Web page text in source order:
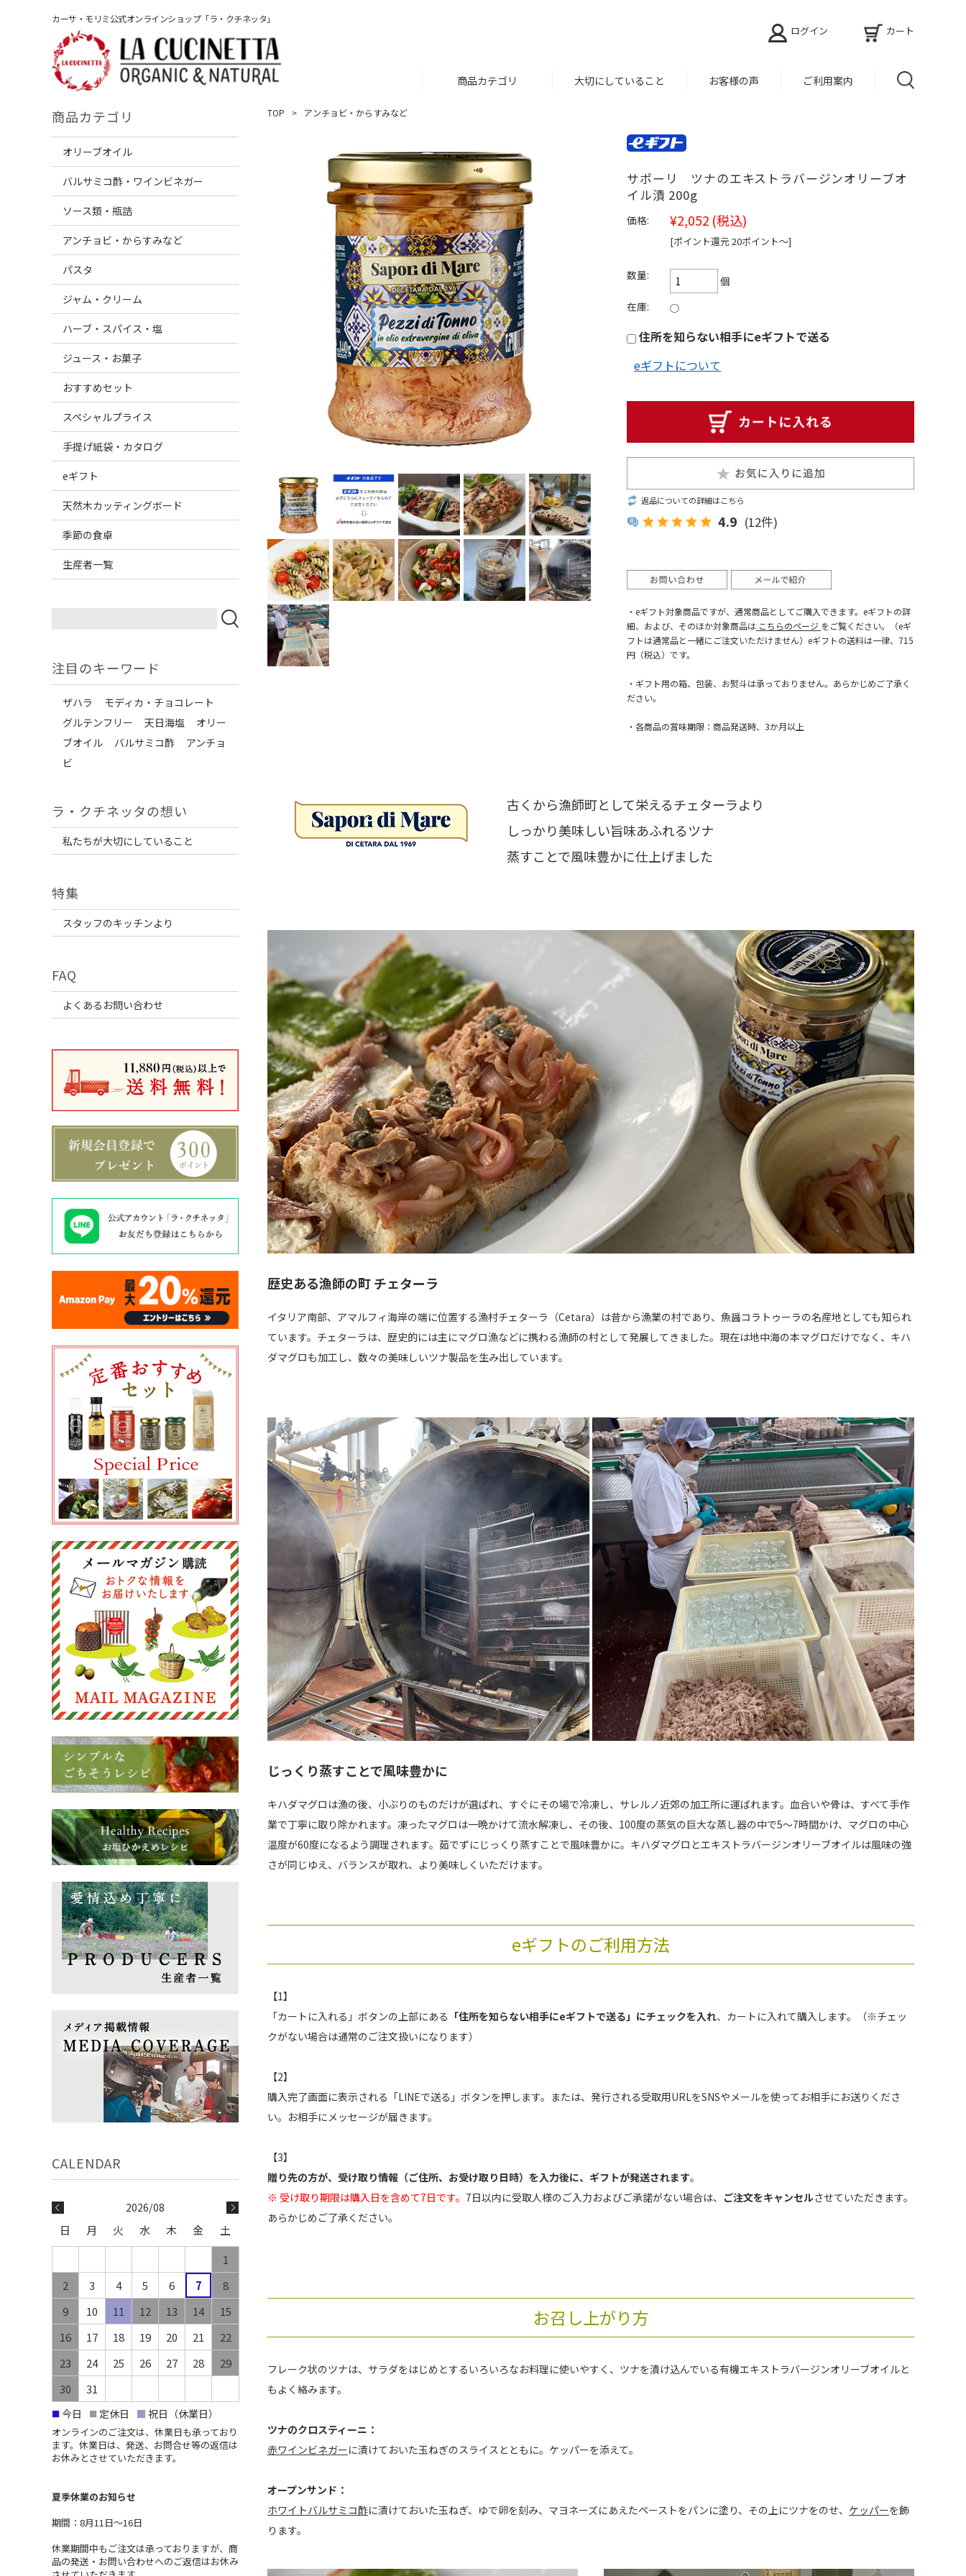
カーサ・モリミ公式オンラインショップ「ラ・クチネッタ」
ログイン カート
商品カテゴリ 大切にしていること お客様の声 ご利用案内
TOP アンチョビ・からすみなど
サポーリ ツナのエキストラバージンオリーブオ
イル漬 200g
価格: ¥2,052 (税込)
[ポイント還元 20ポイント〜]
数量:
個
在庫:
○
住所を知らない相手にeギフトで送る
eギフトについて
返品についての詳細はこちら
4.9 (12件)
・eギフト対象商品ですが、通常商品としてご購入できます。eギフトの詳
細、および、そのほか対象商品は こちらのページ をご覧ください。（eギ
フトは通常品と一緒にご注文いただけません）eギフトの送料は一律、715
円（税込）です。
・ギフト用の箱、包装、お熨斗は承っておりません。あらかじめご了承く
ださい。
・各商品の賞味期限：商品発送時、3か月以上
古くから漁師町として栄えるチェターラより
しっかり美味しい旨味あふれるツナ
蒸すことで風味豊かに仕上げました
歴史ある漁師の町 チェターラ
イタリア南部、アマルフィ海岸の端に位置する漁村チェターラ（Cetara）は昔から漁業の村であり、魚醤コラトゥーラの名産地としても知られ
ています。チェターラは、歴史的には主にマグロ漁などに携わる漁師の村として発展してきました。現在は地中海の本マグロだけでなく、キハ
ダマグロも加工し、数々の美味しいツナ製品を生み出しています。
じっくり蒸すことで風味豊かに
キハダマグロは漁の後、小ぶりのものだけが選ばれ、すぐにその場で冷凍し、サレルノ近郊の加工所に運ばれます。血合いや骨は、すべて手作
業で丁寧に取り除かれます。凍ったマグロは一晩かけて流水解凍し、その後、100度の蒸気の巨大な蒸し器の中で5〜7時間かけ、マグロの中心
温度が60度になるよう調理されます。茹でずにじっくり蒸すことで風味豊かに。キハダマグロとエキストラバージンオリーブオイルは風味の強
さが同じゆえ、バランスが取れ、より美味しくいただけます。
eギフトのご利用方法
【1】
「カートに入れる」ボタンの上部にある 「住所を知らない相手にeギフトで送る」にチェックを入れ、カートに入れて購入します。（※チェッ
クがない場合は通常のご注文扱いになります）
【2】
購入完了画面に表示される「LINEで送る」ボタンを押します。または、発行される受取用URLをSNSやメールを使ってお相手にお送りくださ
い。お相手にメッセージが届きます。
【3】
贈り先の方が、受け取り情報（ご住所、お受け取り日時）を入力後に、ギフトが発送されます。
※ 受け取り期限は購入日を含めて7日です。 7日以内に受取人様のご入力およびご承諾がない場合は、 ご注文をキャンセルさせていただきます。
あらかじめご了承ください。
お召し上がり方
フレーク状のツナは、サラダをはじめとするいろいろなお料理に使いやすく、ツナを漬け込んでいる有機エキストラバージンオリーブオイルと
もよく絡みます。
ツナのクロスティーニ：
赤ワインビネガーに漬けておいた玉ねぎのスライスとともに。ケッパーを添えて。
オープンサンド：
ホワイトバルサミコ酢に漬けておいた玉ねぎ、ゆで卵を刻み、マヨネーズにあえたペーストをパンに塗り、その上にツナをのせ、 ケッパーを飾
ります。
商品カテゴリ
オリーブオイル
バルサミコ酢・ワインビネガー
ソース類・瓶詰
アンチョビ・からすみなど
パスタ
ジャム・クリーム
ハーブ・スパイス・塩
ジュース・お菓子
おすすめセット
スペシャルプライス
手提げ紙袋・カタログ
eギフト
天然木カッティングボード
季節の食卓
生産者一覧
注目のキーワード
ザハラ
モディカ・チョコレート
グルテンフリー
天日海塩
オリー
ブオイル
バルサミコ酢
アンチョ
ビ
ラ・クチネッタの想い
私たちが大切にしていること
特集
スタッフのキッチンより
FAQ
よくあるお問い合わせ
2026/08
日 月 火 水 木 金
土
1
2
3 4 5 6 7
8
9
10 11 12 13 14
15
16
17 18 19 20 21
22
23
24 25 26 27 28
29
30
31
■今日 ■ 定休日 ■ 祝日（休業日）
オンラインのご注文は、休業日も承っており
ます。休業日は、発送、お問合せ等の返信は
お休みとさせていただきます。
夏季休業のお知らせ
期間：8月11日〜16日
休業期間中もご注文は承っておりますが、商
品の発送・お問い合わせへのご返信はお休み